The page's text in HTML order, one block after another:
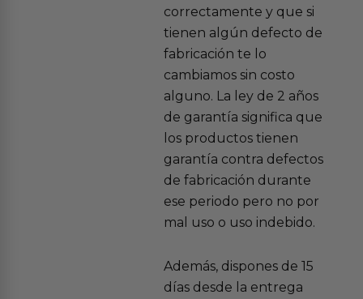
correctamente y que si
tienen algún defecto de
fabricación te lo
cambiamos sin costo
alguno. La ley de 2 años
de garantía significa que
los productos tienen
garantía contra defectos
de fabricación durante
ese periodo pero no por
mal uso o uso indebido.
Además, dispones de 15
días desde la entrega